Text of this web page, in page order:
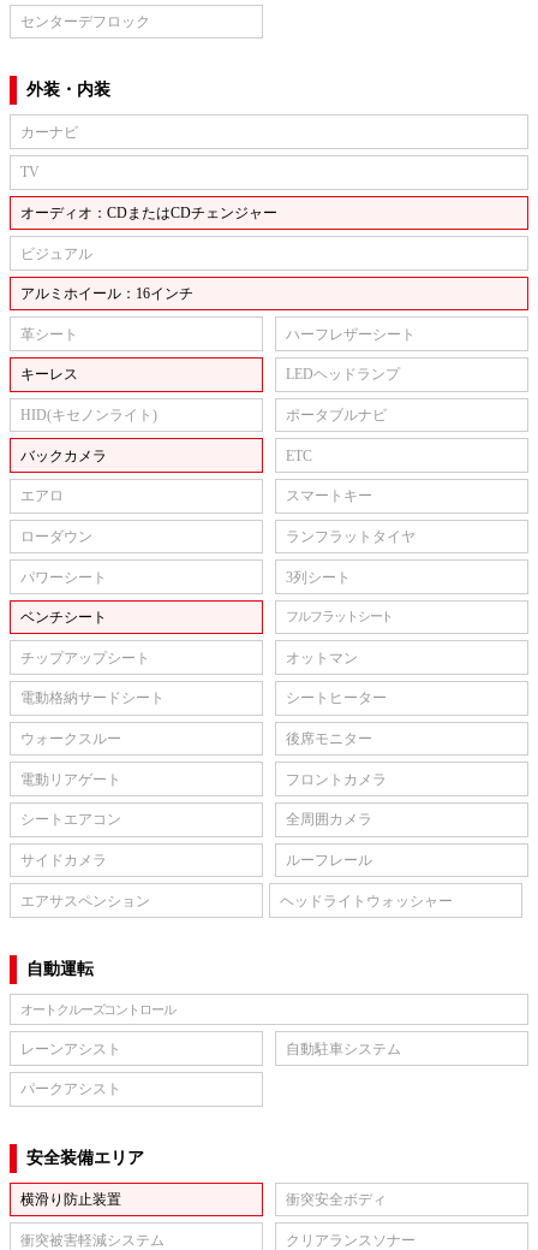
センターデフロック
外装・内装
カーナビ
TV
オーディオ：CDまたはCDチェンジャー
ビジュアル
アルミホイール：16インチ
革シート ハーフレザーシート
キーレス LEDヘッドランプ
HID(キセノンライト) ポータブルナビ
バックカメラ ETC
エアロ スマートキー
ローダウン ランフラットタイヤ
パワーシート 3列シート
ベンチシート フルフラットシート
チップアップシート オットマン
電動格納サードシート シートヒーター
ウォークスルー 後席モニター
電動リアゲート フロントカメラ
シートエアコン 全周囲カメラ
サイドカメラ ルーフレール
エアサスペンション ヘッドライトウォッシャー
自動運転
オートクルーズコントロール
レーンアシスト 自動駐車システム
パークアシスト
安全装備エリア
横滑り防止装置 衝突安全ボディ
衝突被害軽減システム クリアランスソナー